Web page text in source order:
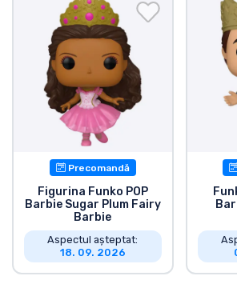
Precomandă
Figurina Funko POP
Barbie Sugar Plum Fairy
Barbie
Aspectul așteptat:
18. 09. 2026